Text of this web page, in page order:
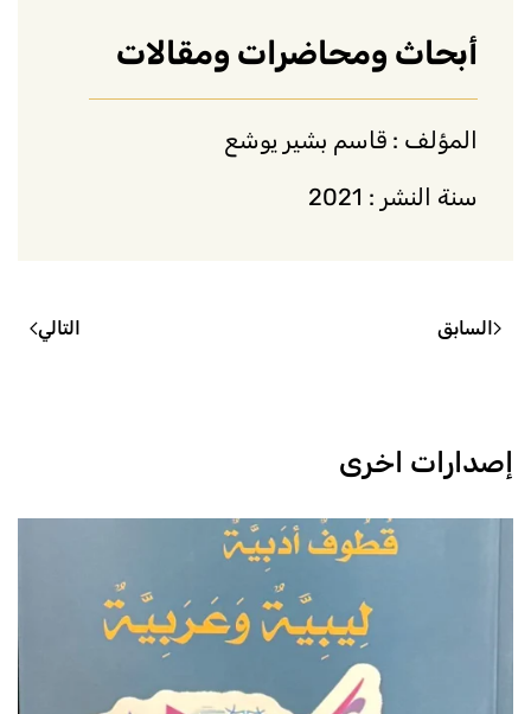
أبحاث ومحاضرات ومقالات
المؤلف : قاسم بشير يوشع
سنة النشر : 2021
السابق التالي
إصدارات اخرى